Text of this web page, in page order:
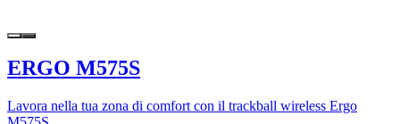
ERGO M575S
Lavora nella tua zona di comfort con il trackball wireless Ergo